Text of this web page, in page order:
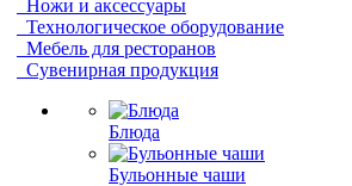
Ножи и аксессуары
Технологическое оборудование
Мебель для ресторанов
Сувенирная продукция
Блюда
Бульонные чаши